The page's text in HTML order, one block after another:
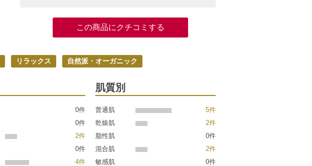
この商品にクチコミする
リラックス 自然派・オーガニック
0件
0件
2件
0件
4件
肌質別
普通肌
5件
乾燥肌
2件
脂性肌
0件
混合肌
2件
敏感肌
0件